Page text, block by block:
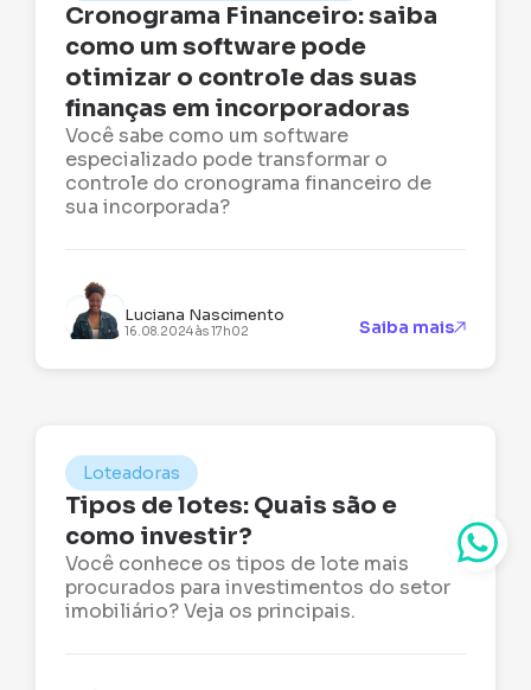
Cronograma Financeiro: saiba
como um software pode
otimizar o controle das suas
finanças em incorporadoras
Você sabe como um software
especializado pode transformar o
controle do cronograma financeiro de
sua incorporada?
Luciana Nascimento
16.08.2024 às 17h02 Saiba mais
Loteadoras
Tipos de lotes: Quais são e
como investir?
Você conhece os tipos de lote mais
procurados para investimentos do setor
imobiliário? Veja os principais.